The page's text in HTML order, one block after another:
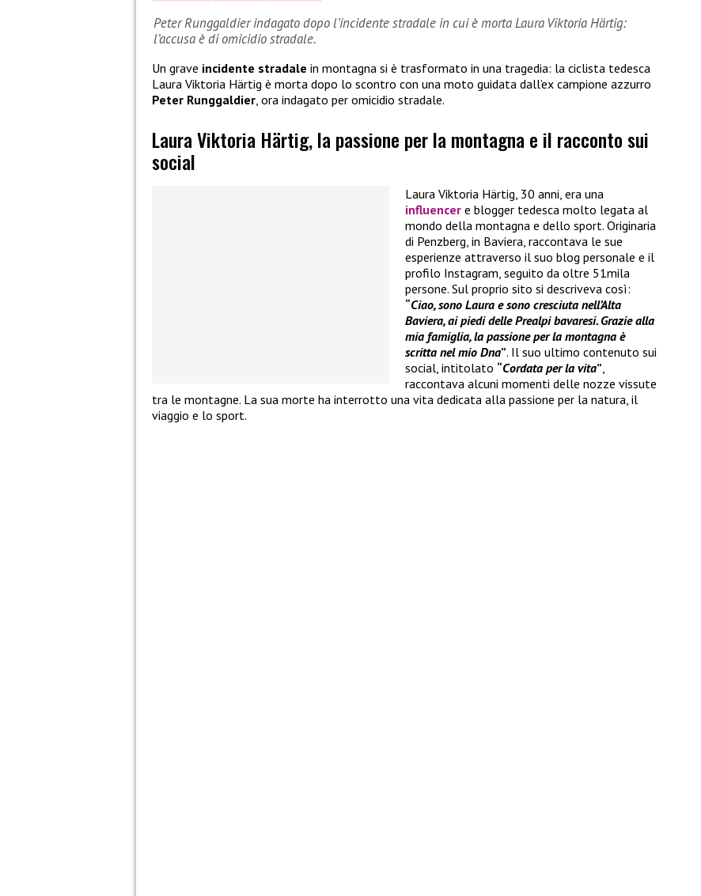
Peter Runggaldier indagato dopo l’incidente stradale in cui è morta Laura Viktoria Härtig:
l’accusa è di omicidio stradale.
Un grave incidente stradale in montagna si è trasformato in una tragedia: la ciclista tedesca
Laura Viktoria Härtig è morta dopo lo scontro con una moto guidata dall’ex campione azzurro
Peter Runggaldier, ora indagato per omicidio stradale.
Laura Viktoria Härtig, la passione per la montagna e il racconto sui
social
Laura Viktoria Härtig, 30 anni, era una
influencer e blogger tedesca molto legata al
mondo della montagna e dello sport. Originaria
di Penzberg, in Baviera, raccontava le sue
esperienze attraverso il suo blog personale e il
profilo Instagram, seguito da oltre 51mila
persone. Sul proprio sito si descriveva così:
“Ciao, sono Laura e sono cresciuta nell’Alta
Baviera, ai piedi delle Prealpi bavaresi. Grazie alla
mia famiglia, la passione per la montagna è
scritta nel mio Dna”. Il suo ultimo contenuto sui
social, intitolato “Cordata per la vita”,
raccontava alcuni momenti delle nozze vissute
tra le montagne. La sua morte ha interrotto una vita dedicata alla passione per la natura, il
viaggio e lo sport.